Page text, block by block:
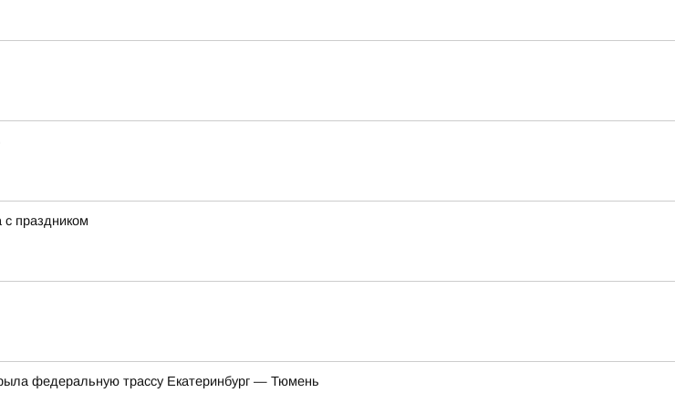
праздником
федеральную трассу Екатеринбург — Тюмень